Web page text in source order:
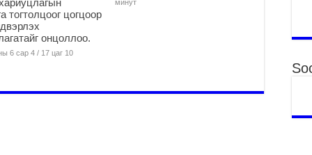
тогтолцоог цогцоор
онцоллоо.
6 сар 4 / 17 цаг 10
минут